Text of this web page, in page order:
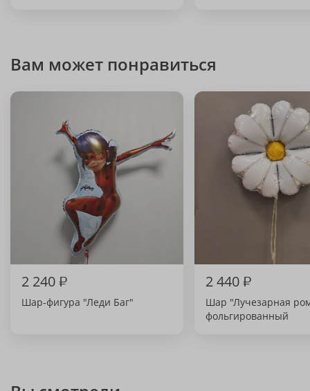
Вам может понравиться
2 240₽
Шар-фигура "Леди Баг"
2 440₽
Шар "Лучезарная
фольгированный